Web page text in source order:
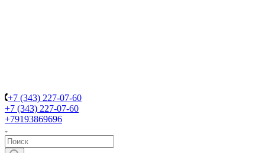
+7 (343) 227-07-60
+7 (343) 227-07-60
+79193869696